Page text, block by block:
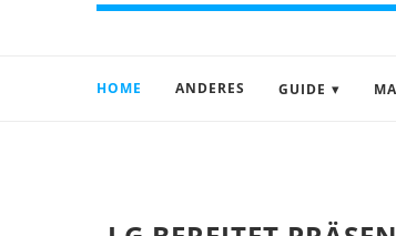
HOME ANDERES GUIDE